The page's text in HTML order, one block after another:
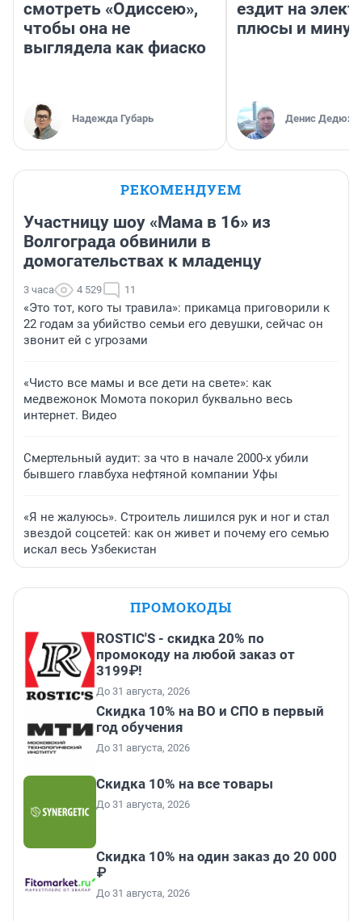
смотреть «Одиссею»,
чтобы она не
выглядела как фиаско
Надежда Губарь
ездит на
плюсы и
Денис
РЕКОМЕНДУЕМ
Участницу шоу «Мама в 16» из
Волгограда обвинили в
домогательствах к младенцу
3 часа 4 529 11
«Это тот, кого ты травила»: прикамца приговорили к
22 годам за убийство семьи его девушки, сейчас он
звонит ей с угрозами
«Чисто все мамы и все дети на свете»: как
медвежонок Момота покорил буквально весь
интернет. Видео
Смертельный аудит: за что в начале 2000-х убили
бывшего главбуха нефтяной компании Уфы
«Я не жалуюсь». Строитель лишился рук и ног и стал
звездой соцсетей: как он живет и почему его семью
искал весь Узбекистан
ПРОМОКОДЫ
ROSTIC'S - скидка 20% по
промокоду на любой заказ от
3199₽!
До 31 августа, 2026
Скидка 10% на ВО и СПО в первый
год обучения
До 31 августа, 2026
Скидка 10% на все товары
До 31 августа, 2026
Скидка 10% на один заказ до 20 000
₽
До 31 августа, 2026